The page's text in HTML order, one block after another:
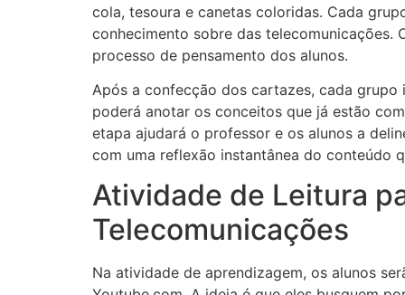
cola, tesoura e canetas coloridas. Cada
conhecimento sobre das telecomunicações.
processo de pensamento dos alunos.
Após a confecção dos cartazes, cada
poderá anotar os conceitos que já estão
etapa ajudará o professor e os alunos a
com uma reflexão instantânea do conteúdo
Atividade de Leitura
Telecomunicações
Na atividade de aprendizagem, os alunos